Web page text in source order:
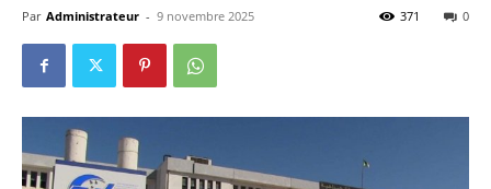
Par Administrateur - 9 novembre 2025 0
371